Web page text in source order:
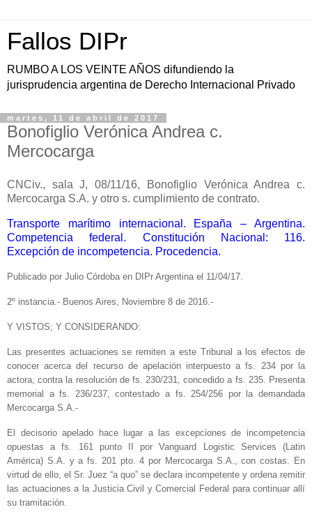
Fallos DIPr
RUMBO A LOS VEINTE AÑOS difundiendo la
jurisprudencia argentina de Derecho Internacional Privado
martes, 11 de abril de 2017
Bonofiglio Verónica Andrea c.
Mercocarga
CNCiv., sala J, 08/11/16, Bonofiglio Verónica Andrea c.
Mercocarga S.A. y otro s. cumplimiento de contrato.
Transporte marítimo internacional. España – Argentina.
Competencia federal. Constitución Nacional: 116.
Excepción de incompetencia. Procedencia.
Publicado por Julio Córdoba en DIPr Argentina el 11/04/17.
2º instancia.- Buenos Aires, Noviembre 8 de 2016.-
Y VISTOS; Y CONSIDERANDO:
Las presentes actuaciones se remiten a este Tribunal a los efectos de
conocer acerca del recurso de apelación interpuesto a fs. 234 por la
actora, contra la resolución de fs. 230/231, concedido a fs. 235. Presenta
memorial a fs. 236/237, contestado a fs. 254/256 por la demandada
Mercocarga S.A.-
El decisorio apelado hace lugar a las excepciones de incompetencia
opuestas a fs. 161 punto II por Vanguard Logistic Services (Latin
América) S.A. y a fs. 201 pto. 4 por Mercocarga S.A., con costas. En
virtud de ello, el Sr. Juez “a quo” se declara incompetente y ordena remitir
las actuaciones a la Justicia Civil y Comercial Federal para continuar allí
su tramitación.